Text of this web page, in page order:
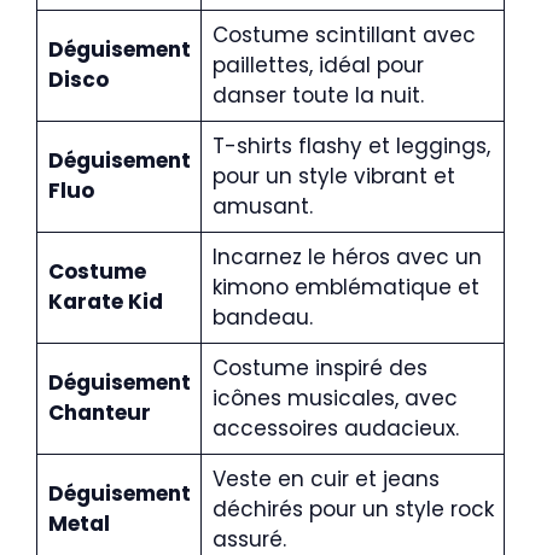
Déguisement
Disco
Costume scintillant avec
paillettes, idéal pour
danser toute la nuit.
Déguisement
Fluo
T-shirts flashy et leggings,
pour un style vibrant et
amusant.
Costume
Karate Kid
Incarnez le héros avec un
kimono emblématique et
bandeau.
Déguisement
Chanteur
Costume inspiré des
icônes musicales, avec
accessoires audacieux.
Déguisement
Metal
Veste en cuir et jeans
déchirés pour un style rock
assuré.